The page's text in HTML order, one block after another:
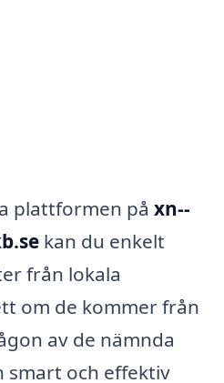
plattformen på xn--
kan du enkelt
från lokala
om de kommer från
av de nämnda
smart och effektiv